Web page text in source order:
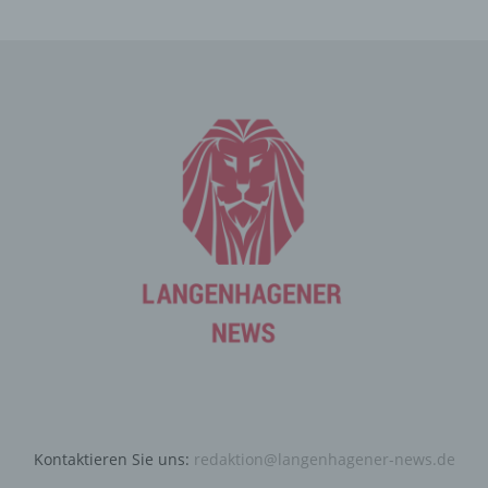
Kontaktieren Sie uns: redaktion@langenhagener-news.de
bei dem für die Verarbeitung Verantwortlichen und für
eigene Zwecke erhoben und gespeichert. Der für die
Verarbeitung Verantwortliche kann die Weitergabe an
einen oder mehrere Auftragsverarbeiter, beispielsweise
einen Paketdienstleister, veranlassen, der die
personenbezogenen Daten ebenfalls ausschließlich für
Verantwortlichen zuzurechnen ist, nutzt.
Durch eine Registrierung auf der Internetseite des für die
erfolgt vor dem Hintergrund, dass nur so der Missbrauch
unserer Dienste verhindert werden kann, und diese